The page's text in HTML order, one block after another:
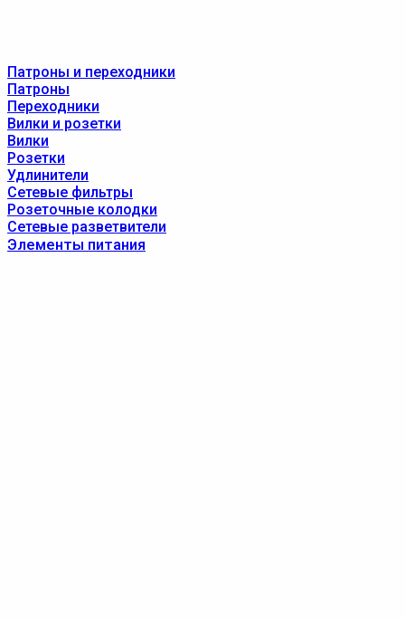
Патроны и переходники
Патроны
Переходники
Вилки и розетки
Вилки
Розетки
Удлинители
Сетевые фильтры
Розеточные колодки
Сетевые разветвители
Элементы питания